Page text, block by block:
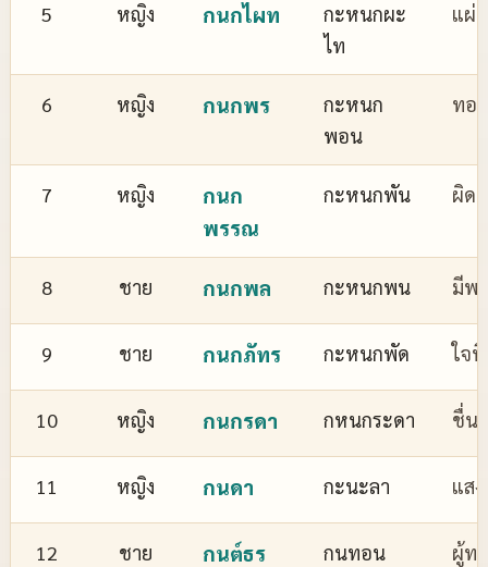
5 หญิง กนกไผท
กะหนกผะ
ไท
แผ่
6 หญิง กนกพร
กะหนก
พอน
ทอ
7 หญิง
กนก
พรรณ
กะหนกพัน ผิด
8 ชาย กนกพล กะหนกพน มีพ
9 ชาย กนกภัทร กะหนกพัด ใจ
10 หญิง กนกรดา กหนกระดา ชื่น
11 หญิง กนดา กะนะลา แสง
12 ชาย กนต์ธร กนทอน ผู้ท